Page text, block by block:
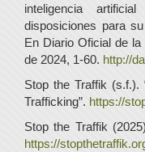
inteligencia
disposiciones para
En Diario Oficial de
de 2024, 1-60. http://
Stop the Traffik (s.f.).
Trafficking”. https://
Stop the Traffik
https://